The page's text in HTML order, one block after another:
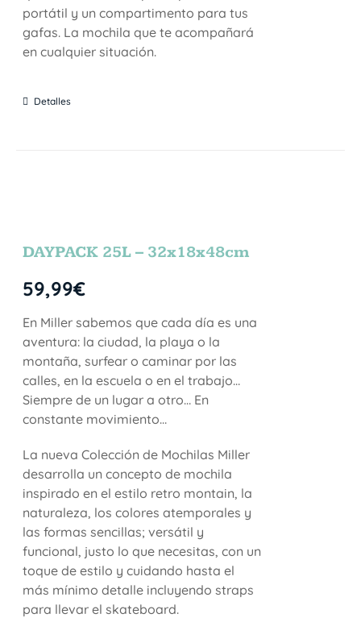
portátil y un compartimento para tus
gafas. La mochila que te acompañará
en cualquier situación.
Detalles
DAYPACK 25L – 32x18x48cm
59,99€
En Miller sabemos que cada día es una
aventura: la ciudad, la playa o la
montaña, surfear o caminar por las
calles, en la escuela o en el trabajo…
Siempre de un lugar a otro… En
constante movimiento…
La nueva Colección de Mochilas Miller
desarrolla un concepto de mochila
inspirado en el estilo retro montain, la
naturaleza, los colores atemporales y
las formas sencillas; versátil y
funcional, justo lo que necesitas, con un
toque de estilo y cuidando hasta el
más mínimo detalle incluyendo straps
para llevar el skateboard.